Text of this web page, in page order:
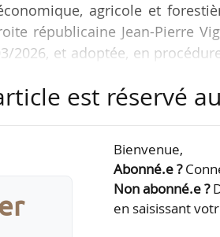
agricole et
républicaine Jean-Pierre
2026, et adoptée, en
spécifique à la
est réservé
Bienvenue,
Abonné.e ?
Non abonné.e ?
en saisissant